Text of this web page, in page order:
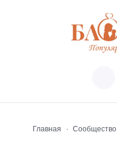
Главная Сообщество